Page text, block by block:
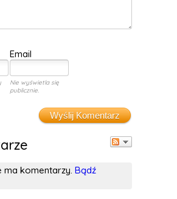
ma komentarzy. Bądź
Email
Nie wyświetla się
publicznie.
Wyślij Komentarz